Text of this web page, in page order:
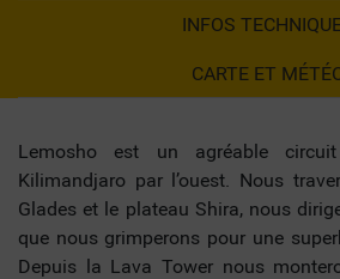
INFOS
CARTE ET
Lemosho est un agréable
Kilimandjaro par l’ouest. Nous
Glades et le plateau Shira, nous
que nous grimperons pour une
Depuis la Lava Tower nous